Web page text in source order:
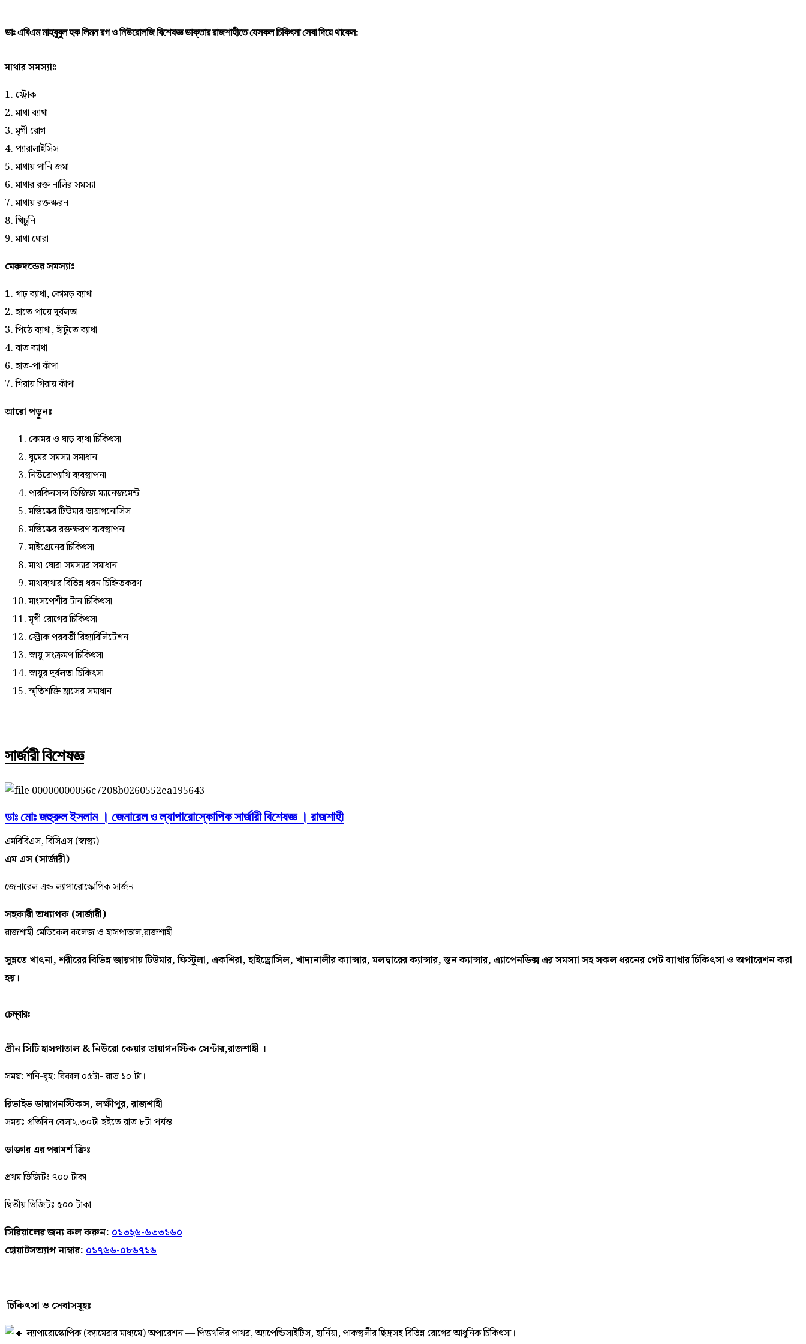
ডাঃ এবিএম মাহবুবুল হক লিমন রগ ও নিউরোলজি বিশেষজ্ঞ ডাক্তার রাজশাহীতে যেসকল চিকিৎসা সেবা দিয়ে থাকেন:
মাথার সমস্যাঃ
1. স্ট্রোক
2. মাথা ব্যাথা
3. মৃগী রোগ
4. প্যারালাইসিস
5. মাথায় পানি জমা
6. মাথার রক্ত নালির সমস্যা
7. মাথায় রক্তক্ষরন
8. খিচুনি
9. মাথা ঘোরা
মেরুদন্ডের সমস্যাঃ
1. গাঢ় ব্যাথা, কোমড় ব্যাথা
2. হাতে পায়ে দুর্বলতা
3. পিঠে ব্যাথা, হাঁটুতে ব্যাথা
4. বাত ব্যাথা
6. হাত-পা কাঁপা
7. গিরায় গিরায় কাঁপা
আরো পড়ুনঃ
কোমর ও ঘাড় ব্যথা চিকিৎসা
ঘুমের সমস্যা সমাধান
নিউরোপ্যাথি ব্যবস্থাপনা
পারকিনসন্স ডিজিজ ম্যানেজমেন্ট
মস্তিষ্কের টিউমার ডায়াগনোসিস
মস্তিষ্কের রক্তক্ষরণ ব্যবস্থাপনা
মাইগ্রেনের চিকিৎসা
মাথা ঘোরা সমস্যার সমাধান
মাথাব্যথার বিভিন্ন ধরন চিহ্নিতকরণ
মাংসপেশীর টান চিকিৎসা
মৃগী রোগের চিকিৎসা
স্ট্রোক পরবর্তী রিহ্যাবিলিটেশন
স্নায়ু সংক্রমণ চিকিৎসা
স্নায়ুর দুর্বলতা চিকিৎসা
স্মৃতিশক্তি হ্রাসের সমাধান
সার্জারী বিশেষজ্ঞ
ডাঃ মোঃ জহুরুল ইসলাম । জেনারেল ও ল্যাপারোস্কোপিক সার্জারী বিশেষজ্ঞ । রাজশাহী
এমবিবিএস, বিসিএস (স্বাস্থ্য)
এম এস (সার্জারী)
জেনারেল এন্ড ল্যাপারোস্কোপিক সার্জন
সহকারী অধ্যাপক (সার্জারী)
রাজশাহী মেডিকেল কলেজ ও হাসপাতাল,রাজশাহী
সুন্নতে খাৎনা, শরীরের বিভিন্ন জায়গায় টিউমার, ফিস্টুলা, একশিরা, হাইড্রোসিল, খাদ্যনালীর ক্যান্সার, মলদ্বারের ক্যান্সার, স্তন ক্যান্সার, এ্যাপেনডিক্স এর সমস্যা সহ সকল ধরনের পেট ব্যাথার চিকিৎসা ও অপারেশন করা
হয়।
চেম্বারঃ
গ্রীন সিটি হাসপাতাল & নিউরো কেয়ার ডায়াগনস্টিক সেন্টার,রাজশাহী ।
সময়: শনি-বৃহ: বিকাল ০৫টা- রাত ১০ টা।
রিভাইভ ডায়াগনস্টিকস, লক্ষীপুর, রাজশাহী
সময়ঃ প্রতিদিন বেলা২.৩০টা হইতে রাত ৮টা পর্যন্ত
ডাক্তার এর পরামর্শ ফ্রিঃ
প্রথম ভিজিটঃ ৭০০ টাকা
দ্বিতীয় ভিজিটঃ ৫০০ টাকা
সিরিয়ালের জন্য কল করুন: ০১৩২৬-৬৩৩১৬০
হোয়াটসঅ্যাপ নাম্বার: ০১৭৬৬-০৮৬৭১৬
চিকিৎসা ও সেবাসমূহঃ
ল্যাপারোস্কোপিক (ক্যামেরার মাধ্যমে) অপারেশন — পিত্তথলির পাথর, অ্যাপেন্ডিসাইটিস, হার্নিয়া, পাকস্থলীর ছিদ্রসহ বিভিন্ন রোগের আধুনিক চিকিৎসা।